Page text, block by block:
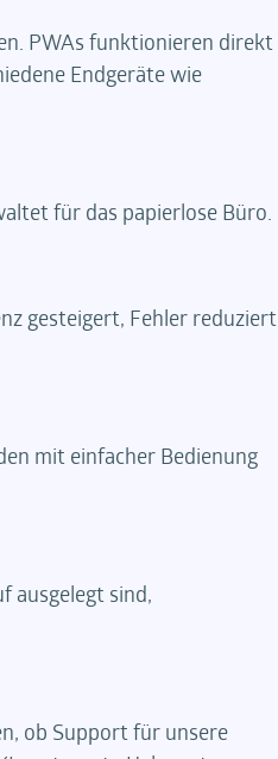
PWAs funktionieren direkt
Endgeräte wie
für das papierlose Büro.
gesteigert, Fehler reduziert
mit einfacher Bedienung
ausgelegt sind,
ob Support für unsere